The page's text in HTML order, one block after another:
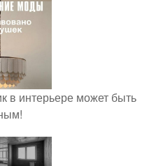
в интерьере может быть